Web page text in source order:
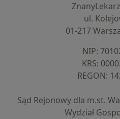
ul.
01-217
NIP:
KRS:
REGON:
Sąd Rejonowy dla m.st.
Wydział